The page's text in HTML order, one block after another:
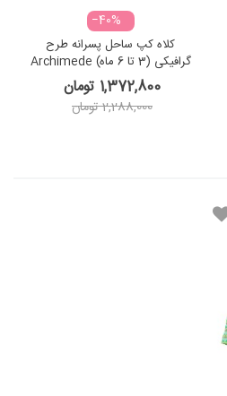
‎−40%
کلاه کپ ساحل پسرانه طرح
گرافیکی (3 تا 6 ماه) Archimede
Graphique Cap
1,372,800 تومان
2,288,000 تومان